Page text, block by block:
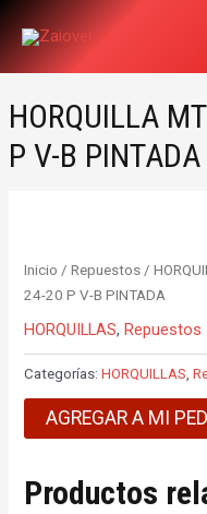
HORQUILLA
P V-B PINTADA
Inicio /Repuestos /
24-20 P V-B PINTADA
HORQUILLAS,Repuestos
Categorías:HORQUILLAS,
AGREGAR A MI
Productos